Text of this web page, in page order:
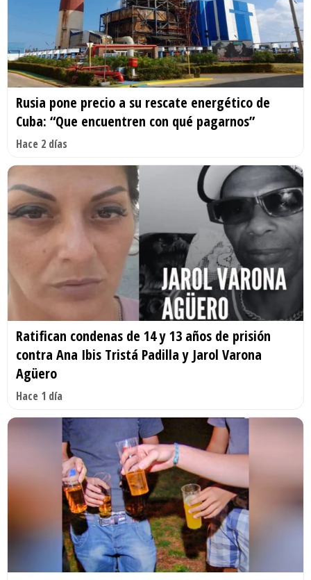
Rusia pone precio a su rescate energético de
Cuba: “Que encuentren con qué pagarnos”
Hace 2 días
Ratifican condenas de 14 y 13 años de prisión
contra Ana Ibis Tristá Padilla y Jarol Varona
Agüero
Hace 1 día